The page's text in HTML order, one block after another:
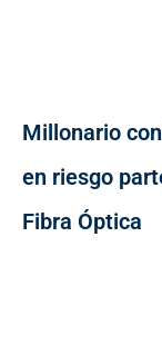
Millonario
en riesgo
Fibra Óptica